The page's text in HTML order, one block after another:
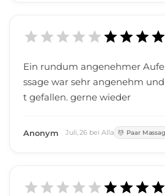
Ein rundum angenehmer
ssage war sehr angenehm
t gefallen. gerne wieder
Anonym Juli,26 beiAlla Paar